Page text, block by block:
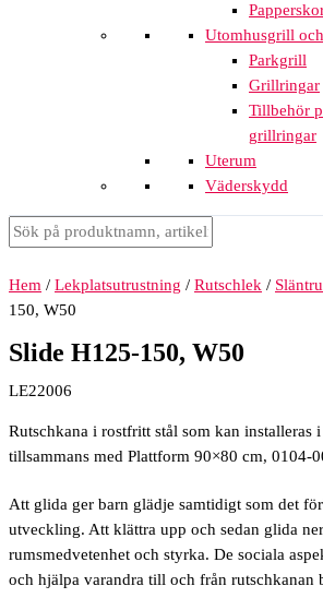
Utomhusgrill
Parkgrill
Grillringar
Tillbehör
grillringar
Uterum
Väderskydd
Hem / Lekplatsutrustning / Rutschlek /
150, W50
Slide H125-150, W50
LE22006
Rutschkana i rostfritt stål som kan installeras
tillsammans med Plattform 90×80 cm, 0104-
Att glida ger barn glädje samtidigt som det
utveckling. Att klättra upp och sedan glida
rumsmedvetenhet och styrka. De sociala
och hjälpa varandra till och från rutschkanan